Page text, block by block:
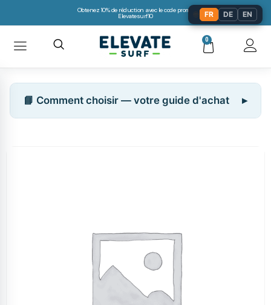
Obtenez 10% de réduction avec le code promo:
Elevatesurf10
0
📘 Comment choisir — votre guide d'achat
FR DE EN